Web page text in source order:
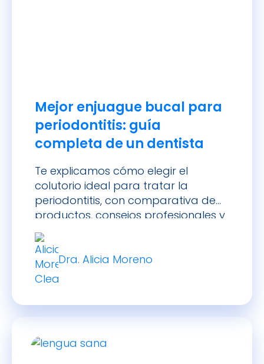
Mejor enjuague bucal para
periodontitis: guía
completa de un dentista
Te explicamos cómo elegir el
colutorio ideal para tratar la
periodontitis, con comparativa de
productos, consejos profesionales y
FAQ.
Dra. Alicia Moreno